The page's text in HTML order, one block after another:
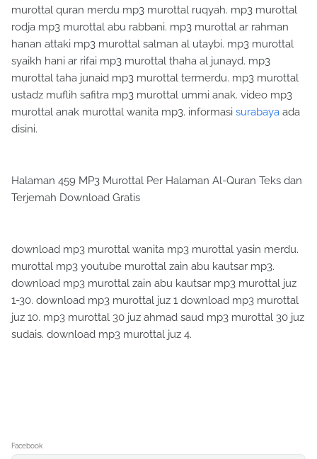
murottal quran merdu mp3 murottal ruqyah. mp3 murottal
rodja mp3 murottal abu rabbani. mp3 murottal ar rahman
hanan attaki mp3 murottal salman al utaybi. mp3 murottal
syaikh hani ar rifai mp3 murottal thaha al junayd. mp3
murottal taha junaid mp3 murottal termerdu. mp3 murottal
ustadz muflih safitra mp3 murottal ummi anak. video mp3
murottal anak murottal wanita mp3. informasi surabaya ada
disini.
Halaman 459 MP3 Murottal Per Halaman Al-Quran Teks dan
Terjemah Download Gratis
download mp3 murottal wanita mp3 murottal yasin merdu.
murottal mp3 youtube murottal zain abu kautsar mp3.
download mp3 murottal zain abu kautsar mp3 murottal juz
1-30. download mp3 murottal juz 1 download mp3 murottal
juz 10. mp3 murottal 30 juz ahmad saud mp3 murottal 30 juz
sudais. download mp3 murottal juz 4.
Facebook